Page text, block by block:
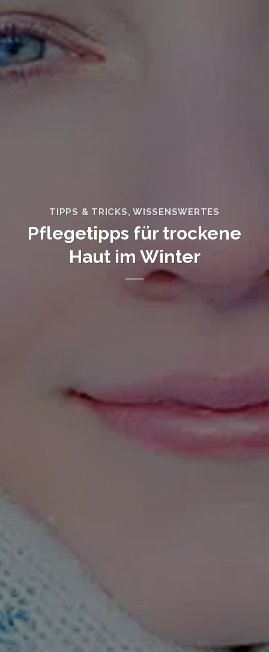
TIPPS & TRICKS,WISSENSWERTES
Pflegetipps für trockene
Haut im Winter